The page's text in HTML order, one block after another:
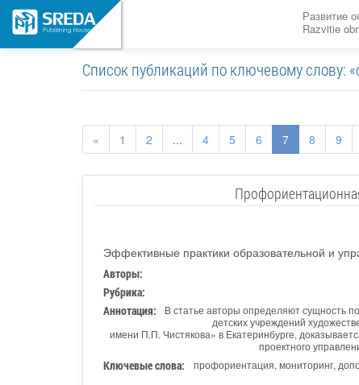
Развитие
Razvitie
Список публикаций по ключевому слову:
« 1 2 ... 4 5 6 7 8 9
Эффективные практики образовательной и
Авторы:
Рубрика:
Аннотация:
В статье авторы определяют сущность
детских учреждений
имени П.П. Чистякова» в Екатеринбурге,
проектного
Ключевые слова:
профориентация, мониторинг,